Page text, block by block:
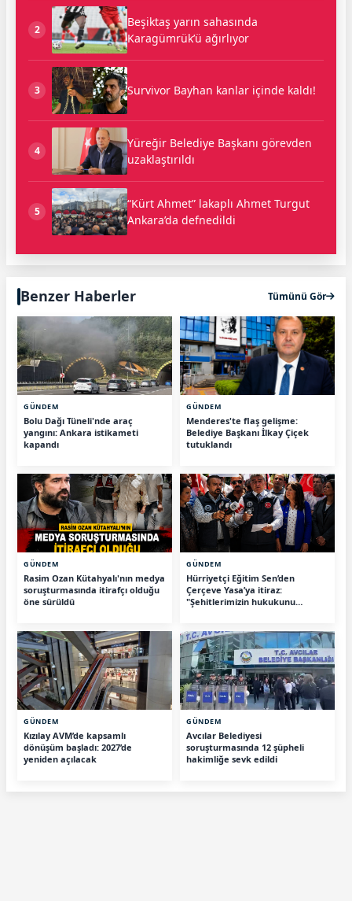
2
Beşiktaş yarın sahasında
Karagümrük’ü ağırlıyor
3 Survivor Bayhan kanlar içinde kaldı!
4
Yüreğir Belediye Başkanı görevden
uzaklaştırıldı
5
“Kürt Ahmet” lakaplı Ahmet Turgut
Ankara’da defnedildi
Benzer Haberler Tümünü Gör
GÜNDEM
Bolu Dağı Tüneli'nde araç
yangını: Ankara istikameti
kapandı
GÜNDEM
Menderes'te flaş gelişme:
Belediye Başkanı İlkay Çiçek
tutuklandı
GÜNDEM
Rasim Ozan Kütahyalı'nın medya
soruşturmasında itirafçı olduğu
öne sürüldü
GÜNDEM
Hürriyetçi Eğitim Sen’den
Çerçeve Yasa’ya itiraz:
"Şehitlerimizin hukukunu
GÜNDEM
Kızılay AVM’de kapsamlı
dönüşüm başladı: 2027’de
yeniden açılacak
GÜNDEM
Avcılar Belediyesi
soruşturmasında 12 şüpheli
hakimliğe sevk edildi